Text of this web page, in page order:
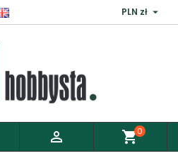
PLN zł 
 shopping_cart0